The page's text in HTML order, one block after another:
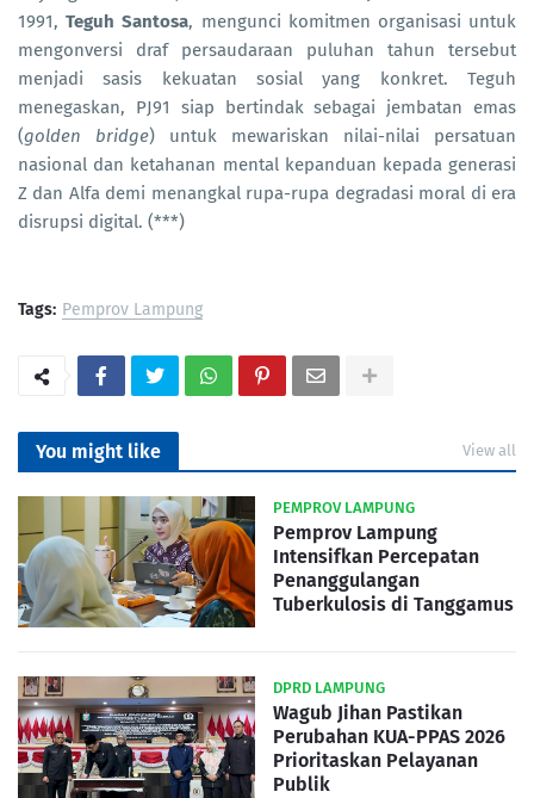
1991,Teguh Santosa, mengunci komitmen organisasi untuk
mengonversi draf persaudaraan puluhan tahun tersebut
menjadi sasis kekuatan sosial yang konkret. Teguh
menegaskan, PJ91 siap bertindak sebagai jembatan emas
(golden bridge) untuk mewariskan nilai-nilai persatuan
nasional dan ketahanan mental kepanduan kepada generasi
Z dan Alfa demi menangkal rupa-rupa degradasi moral di era
disrupsi digital. (***)
Tags: Pemprov Lampung
You might like View all
PEMPROV LAMPUNG
Pemprov Lampung
Intensifkan Percepatan
Penanggulangan
Tuberkulosis di Tanggamus
DPRD LAMPUNG
Wagub Jihan Pastikan
Perubahan KUA-PPAS 2026
Prioritaskan Pelayanan
Publik